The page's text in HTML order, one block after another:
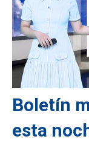
Boletín
esta